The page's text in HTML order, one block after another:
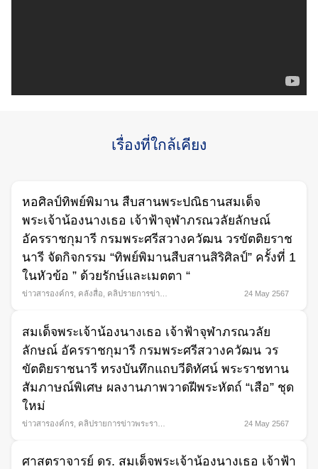
เรื่องที่ใกล้เคียง
หอศิลป์ทิพย์พิมาน สืบสานพระปณิธานสมเด็จ
พระเจ้าน้องนางเธอ เจ้าฟ้าจุฬาภรณวลัยลักษณ์
อัครราชกุมารี กรมพระศรีสวางควัฒน วรขัตติยราช
นารี จัดกิจกรรม “ทิพย์พิมานสืบสานสิริศิลป์” ครั้งที่ 1
ในหัวข้อ ” ด้วยรักษ์และเมตตา “
ข่าวสารองค์กร คลังสื่อ
คลิปรายการข่าว
24 May 2567
สมเด็จพระเจ้าน้องนางเธอ เจ้าฟ้าจุฬาภรณวลัย
ลักษณ์ อัครราชกุมารี กรมพระศรีสวางควัฒน วร
ขัตติยราชนารี ทรงบันทึกแถบวีดิทัศน์ พระราชทาน
สัมภาษณ์พิเศษ ผลงานภาพวาดฝีพระหัตถ์ “เสือ” ชุด
ใหม่
ข่าวสารองค์กร คลิปรายการข่าวพระราช
24 May 2567
ศาสตราจารย์ ดร. สมเด็จพระเจ้าน้องนางเธอ เจ้าฟ้า